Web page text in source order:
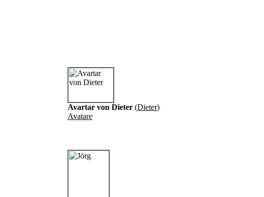
Avartar von Dieter (Dieter)
Avatare